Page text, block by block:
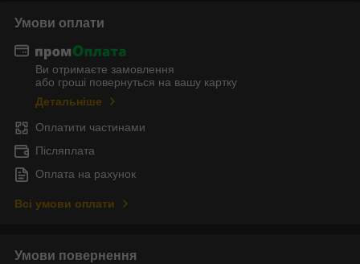
Умови оплати
Ви отримаєте замовлення
або гроші повернуться на вашу картку
Детальніше
Оплатити частинами
Післяплата
Оплата на рахунок
Всі умови оплати
Умови повернення